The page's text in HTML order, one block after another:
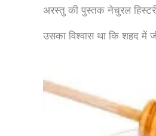
अरस्तु की पुस्तक नेचुरल
उसका विश्वास था कि शहद में